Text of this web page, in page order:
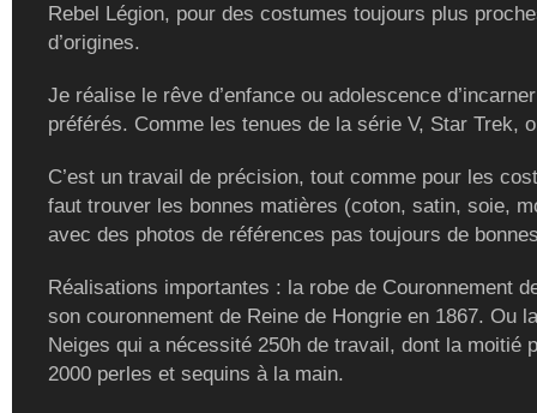
Rebel Légion, pour des costumes toujours plus
d’origines.
Je réalise le rêve d’enfance ou adolescence
préférés. Comme les tenues de la série V, Star Trek,
C’est un travail de précision, tout comme pour les
faut trouver les bonnes matières (coton, satin, soie,
avec des photos de références pas toujours de
Réalisations importantes : la robe de Couronnement
son couronnement de Reine de Hongrie en 1867. Ou
Neiges qui a nécessité 250h de travail, dont la moitié
2000 perles et sequins à la main.